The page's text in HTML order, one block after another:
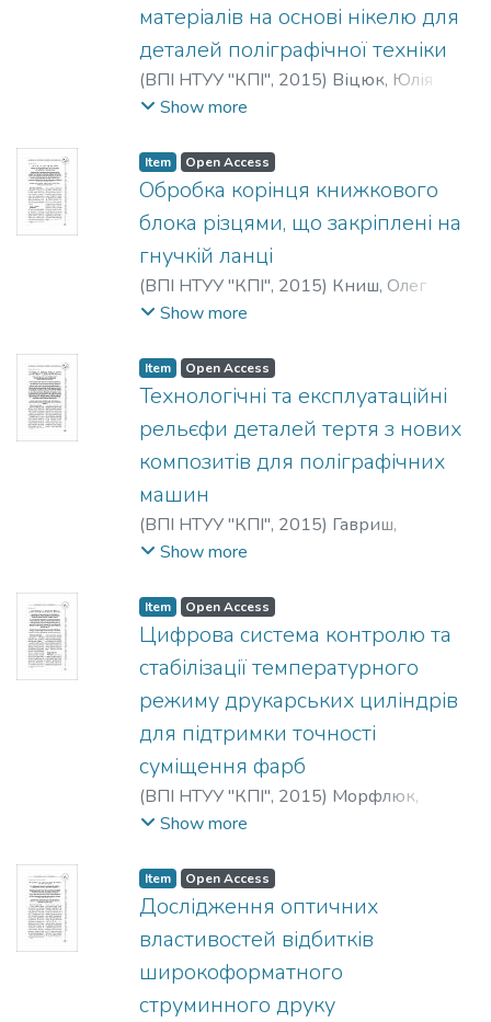
матеріалів на основі нікелю для
деталей поліграфічної техніки
(ВПІ НТУУ "КПІ", 2015) Віцюк, Юлія
Юріївна;Vitsiuk, Yuliia Yuriivna
Show more
Item Open Access
Обробка корінця книжкового
блока різцями, що закріплені на
гнучкій ланці
(ВПІ НТУУ "КПІ", 2015) Книш, Олег
Богданович;
Show more
Item Open Access
Технологічні та експлуатаційні
рельєфи деталей тертя з нових
композитів для поліграфічних
машин
(ВПІ НТУУ "КПІ", 2015) Гавриш,
Анатолій Павлович
Олексійович;Мельник, Олена
Олексіївна; Віцюк, Юлія Юріївна;
Havrysh, Anatolii Pavlovych
Anatoliivna;Kyrychok, Petro Oleksiiovych
Melnyk, Olena Oleksiivna;Vitsiuk, Yuliia
Yuriivna;Гавриш, Анатолий Павлович
Роик, Татьяна Анатольевна
Петр Алексеевич;Мельник, Елена
Алексеевна
Show more
Item Open Access
Цифрова система контролю та
стабілізації температурного
режиму друкарських циліндрів
для підтримки точності
суміщення фарб
(ВПІ НТУУ "КПІ", 2015) Морфлюк,
Валерій Федорович
Morfliuk, Valerii Fedorovych
Volodymyr Viktorovych;Balabukh, Halyna
Морфлюк, Валерий
Федорович;Чуркин, Владимир
Викторович;Балабух, Галина
Витальевна
Show more
Item Open Access
Дослідження оптичних
властивостей відбитків
широкоформатного
струминного друку